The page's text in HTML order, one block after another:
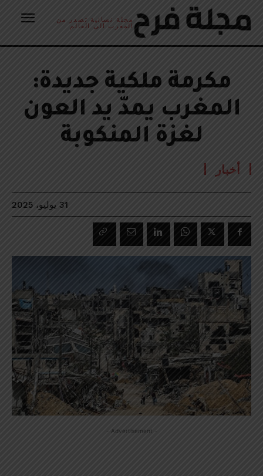
مجلة نسائية تصدر من
المغرب الى العالم
مكرمة ملكية جديدة:
المغرب يمدّ يد العون
لغزة المنكوبة
أخبار
31 يوليو، 2025